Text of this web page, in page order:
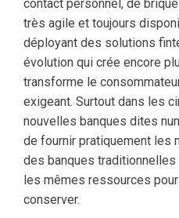
contact personnel, de
très agile et toujours
déployant des solutions
évolution qui crée encore
transforme le
exigeant. Surtout dans les
nouvelles banques dites
de fournir pratiquement les
des banques
les mêmes ressources
conserver.